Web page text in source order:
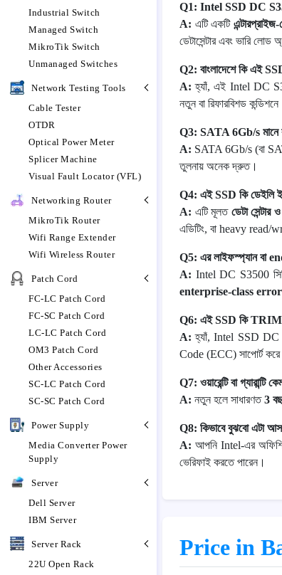
Industrial Switch
Managed Switch
MikroTik Switch
Unmanaged Switches
Network Testing Tools
Cable Tester
OTDR
Optical Power Meter
Splicer Machine
Visual Fault Locator (VFL)
Networking Router
MikroTik Router
Wifi Range Extender
Wifi Wireless Router
Patch Cord
FC-LC Patch Cord
FC-SC Patch Cord
LC-LC Patch Cord
OM3 Patch Cord
Other Accessories
SC-LC Patch Cord
SC-SC Patch Cord
Power Supply
Media Converter Power
Supply
Server
Dell Server
IBM Server
Server Rack
22U Open Rack
Q1: Intel SSD DC
A: এটি একটি
ডেটাসেন্টার এবং ভারি
Q2: বাংলাদেশে কি এই
A: হ্যাঁ, এই Intel DC
নতুন বা রিফারবিশড
Q3: SATA 6Gb/s মানে
A: SATA 6Gb/s (বা
তুলনায় অনেক দ্রুত।
Q4: এই SSD কি ডেইলি
A: এটি মূলত ডেটা সেন্টার
এডিটিং, বা heavy read/
Q5: এর লাইফস্প্যান বা
A: Intel DC S3500
enterprise-class
Q6: এই SSD কি TRIM
A: হ্যাঁ, Intel SSD
Code (ECC) সাপোর্ট
Q7: ওয়ারেন্টি বা গ্যারান্টি
A: নতুন হলে সাধারণত3
Q8: কিভাবে বুঝবো এটা
A: আপনি Intel-এর
ভেরিফাই করতে পারেন।
Price in